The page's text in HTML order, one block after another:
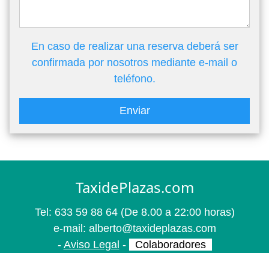
En caso de realizar una reserva deberá ser
confirmada por nosotros mediante e-mail o
teléfono.
Enviar
TaxidePlazas.com
Tel: 633 59 88 64 (De 8.00 a 22:00 horas)
e-mail: alberto@taxideplazas.com
- Aviso Legal - Colaboradores